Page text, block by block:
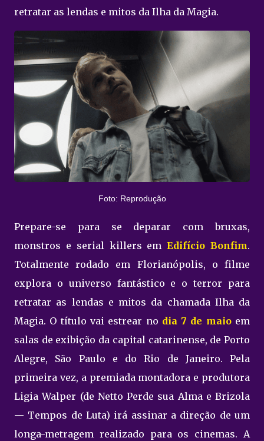
retratar as lendas e mitos da Ilha da Magia.
Foto: Reprodução
Prepare-se para se deparar com bruxas,
monstros e serial killers emEdifício Bonfim.
Totalmente rodado em Florianópolis, o filme
explora o universo fantástico e o terror para
retratar as lendas e mitos da chamada Ilha da
Magia. O título vai estrear no dia 7 de maioem
salas de exibição da capital catarinense, de Porto
Alegre, São Paulo e do Rio de Janeiro. Pela
primeira vez, a premiada montadora e produtora
Ligia Walper (de Netto Perde sua Alma e Brizola
— Tempos de Luta) irá assinar a direção de um
longa-metragem realizado para os cinemas. A